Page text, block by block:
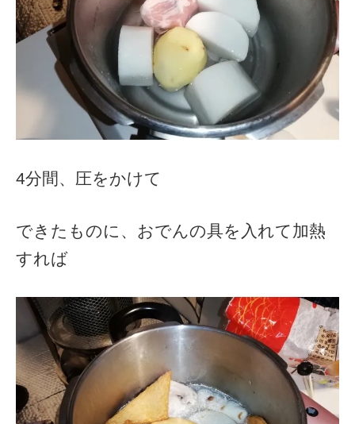
4分間、圧をかけて
できたものに、おでんの具を入れて加熱
すれば